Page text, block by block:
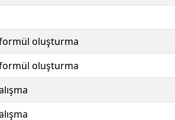
oluşturma
oluşturma